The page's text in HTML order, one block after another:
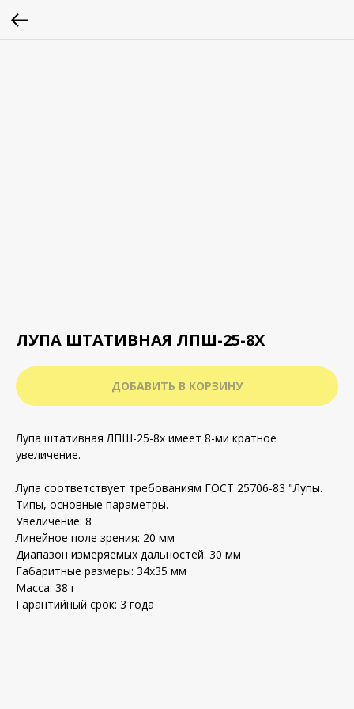
ЛУПА ШТАТИВНАЯ ЛПШ-25-8Х
ДОБАВИТЬ В КОРЗИНУ
Лупа штативная ЛПШ-25-8х имеет 8-ми кратное
увеличение.
Лупа соответствует требованиям ГОСТ 25706-83 "Лупы.
Типы, основные параметры.
Увеличение: 8
Линейное поле зрения: 20 мм
Диапазон измеряемых дальностей: 30 мм
Габаритные размеры: 34х35 мм
Масса: 38 г
Гарантийный срок: 3 года